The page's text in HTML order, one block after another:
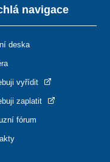
navigace
deska
vyřídit
zaplatit
fórum